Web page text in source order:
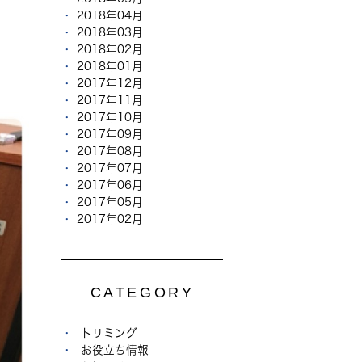
2018年04月
2018年03月
2018年02月
2018年01月
2017年12月
2017年11月
2017年10月
2017年09月
2017年08月
2017年07月
2017年06月
2017年05月
2017年02月
CATEGORY
トリミング
お役立ち情報